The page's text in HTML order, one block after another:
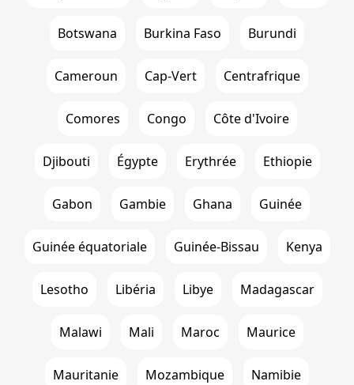
Botswana Burkina Faso Burundi
Cameroun Cap-Vert Centrafrique
Comores Congo Côte d'Ivoire
Djibouti Égypte Erythrée Ethiopie
Gabon Gambie Ghana Guinée
Guinée équatoriale Guinée-Bissau Kenya
Lesotho Libéria Libye Madagascar
Malawi Mali Maroc Maurice
Mauritanie Mozambique Namibie